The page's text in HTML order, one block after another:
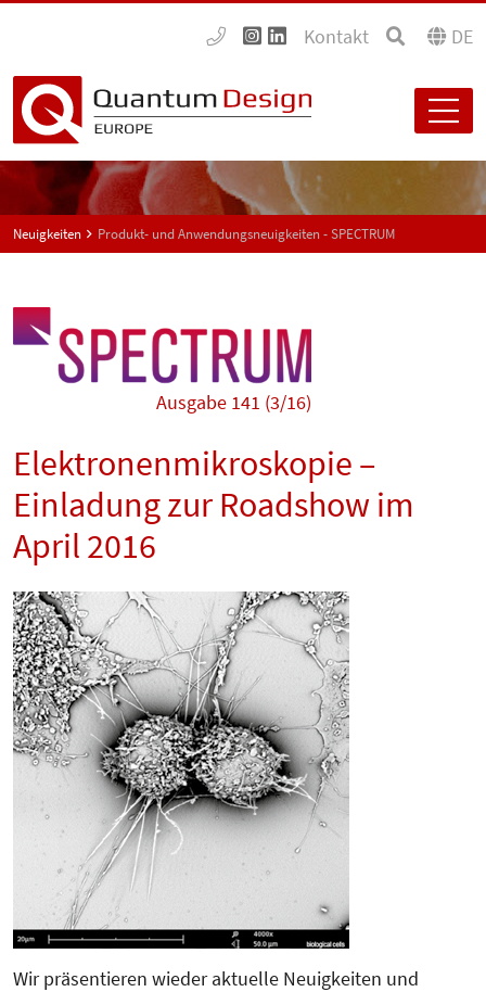
Kontakt DE
Neuigkeiten Produkt- und Anwendungsneuigkeiten - SPECTRUM
Ausgabe 141 (3/16)
Elektronenmikroskopie –
Einladung zur Roadshow im
April 2016
Wir präsentieren wieder aktuelle Neu­igkeiten und